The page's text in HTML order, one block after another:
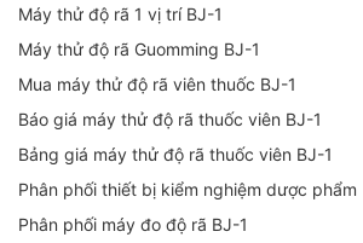
Máy thử độ rã 1 vị trí BJ-1
Máy thử độ rã Guomming BJ-1
Mua máy thử độ rã viên thuốc BJ-1
Báo giá máy thử độ rã thuốc viên BJ-1
Bảng giá máy thử độ rã thuốc viên BJ-1
Phân phối thiết bị kiểm nghiệm dược phẩm
Phân phối máy đo độ rã BJ-1